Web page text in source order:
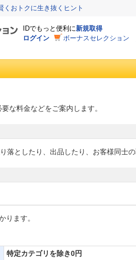
おトクに生き抜くヒント
IDでもっと便利に新規取得
ログイン
ボーナスセレクション
な料金などをご案内します。
落としたり、出品したり、お客様同士
ります。
特定カテゴリを除き0円